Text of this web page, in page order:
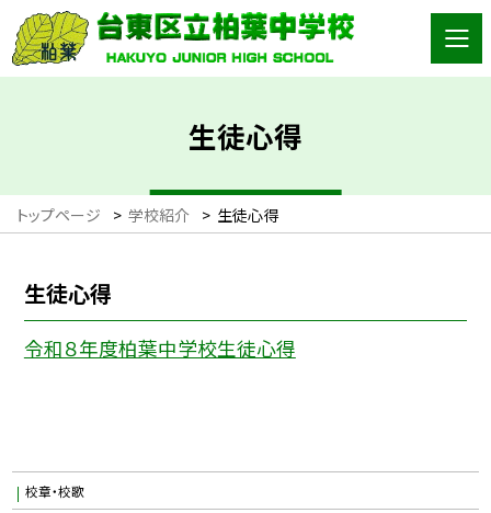
生徒心得
トップページ > 学校紹介 > 生徒心得
生徒心得
令和８年度柏葉中学校生徒心得
校章・校歌